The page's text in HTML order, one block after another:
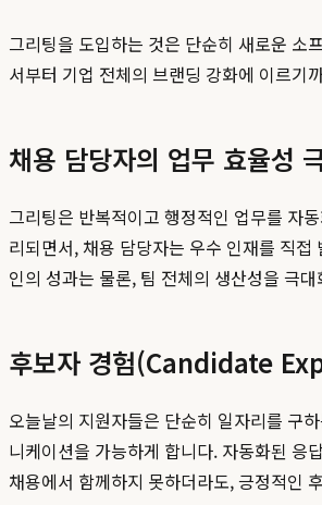
그리팅을 도입하는 것은 단순히 새로운 소
서부터 기업 전체의 브랜딩 강화에 이르기
채용 담당자의 업무 효율성
그리팅은 반복적이고 행정적인 업무를 자
리되면서, 채용 담당자는 우수 인재를 직
인의 성과는 물론, 팀 전체의 생산성을 극
후보자 경험(Candidate
오늘날의 지원자들은 단순히 일자리를 구
니케이션을 가능하게 합니다. 자동화된 응
채용에서 함께하지 못하더라도, 긍정적인